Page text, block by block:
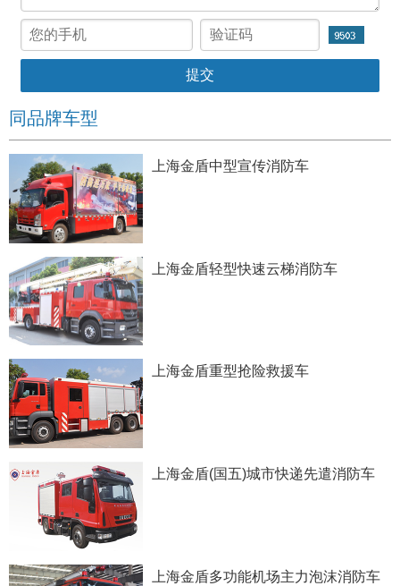
同品牌车型
上海金盾中型宣传消防车
上海金盾轻型快速云梯消防车
上海金盾重型抢险救援车
上海金盾(国五)城市快递先遣消防车
上海金盾多功能机场主力泡沫消防车